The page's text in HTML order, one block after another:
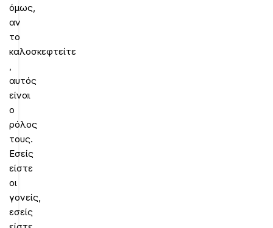
όμως,
αν
το
καλοσκεφτείτε
,
αυτός
είναι
ο
ρόλος
τους.
Εσείς
είστε
οι
γονείς,
εσείς